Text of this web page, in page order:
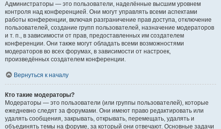
Администраторы — это пользователи, наделённые высшим уровнем
контроля над конференцией. Они могут управлять всеми аспектами
работы конференции, включая разграничение прав доступа, отключение
пользователей, создание групп пользователей, назначение модераторов
и т. п., в зависимости от прав, предоставленных им создателем
конференции. Они также могут обладать всеми возможностями
модераторов во всех форумах, в зависимости от настроек,
произведённых создателем конференции.
Вернуться к началу
Кто такие модераторы?
Модераторы — это пользователи (или группы пользователей), которые
ежедневно следят за форумами. Они имеют право редактировать или
удалять сообщения, закрывать, открывать, перемещать, удалять и
объединять темы на форуме, за который они отвечают. Основные задачи